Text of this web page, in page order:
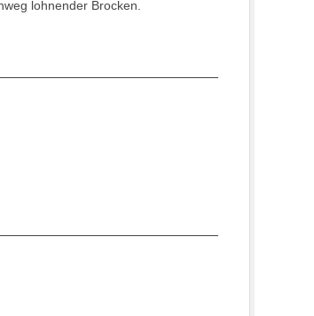
lohnender Brocken.